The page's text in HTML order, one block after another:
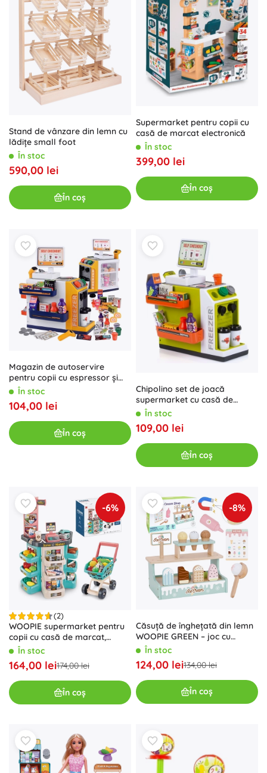
Stand de vânzare din lemn cu
lădițe small foot
În stoc
590,00 lei
În coș
Supermarket pentru copii cu
casă de marcat electronică
În stoc
399,00 lei
În coș
Magazin de autoservire
pentru copii cu espressor și
frigider – scanner, casă de
marcat și accesorii
În stoc
104,00 lei
În coș
Chipolino set de joacă
supermarket cu casă de
marcat self-service
În stoc
109,00 lei
În coș
-6%
(2)
WOOPIE supermarket pentru
copii cu casă de marcat,
scanner și cărucior de
cumpărături – 47 de accesorii
În stoc
164,00 lei174,00 lei
În coș
-8%
Căsuță de înghețată din lemn
WOOPIE GREEN – joc cu
înghețată, 16 piese
În stoc
124,00 lei134,00 lei
În coș